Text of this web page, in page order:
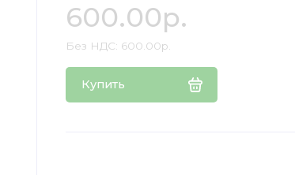
600.00р.
Без НДС: 600.00р.
Купить